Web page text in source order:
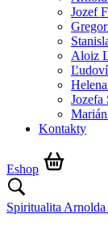
Jozef
Aloiz
Jozefa
Kontakty
Eshop
Spiritualita Arnolda